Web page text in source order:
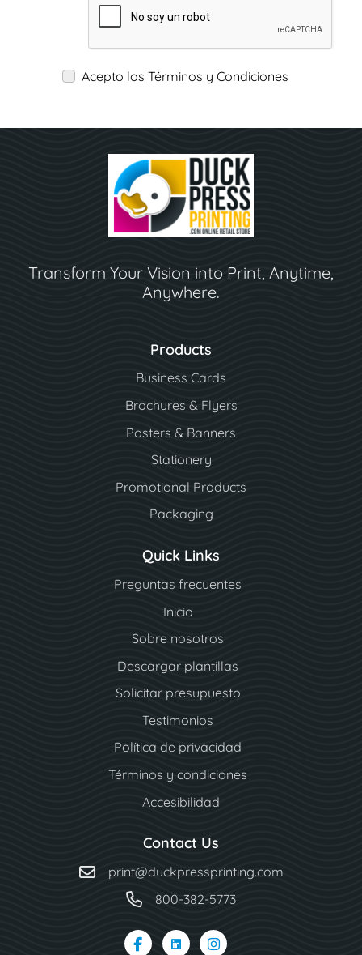
Acepto los Términos y Condiciones
Transform Your Vision into Print, Anytime,
Anywhere.
Products
Business Cards
Brochures & Flyers
Posters & Banners
Stationery
Promotional Products
Packaging
Quick Links
Preguntas frecuentes
Inicio
Sobre nosotros
Descargar plantillas
Solicitar presupuesto
Testimonios
Política de privacidad
Términos y condiciones
Accesibilidad
Contact Us
print@duckpressprinting.com
800-382-5773